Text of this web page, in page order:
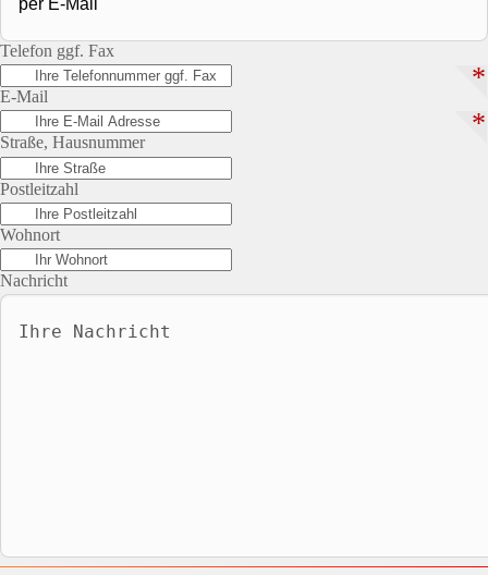
Telefon ggf. Fax
*
E-Mail
*
Straße, Hausnummer
Postleitzahl
Wohnort
Nachricht